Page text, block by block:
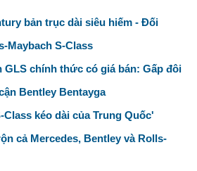
bản trục dài siêu hiếm - Đối
Maybach S-Class
GLS chính thức có giá bán: Gấp đôi
Bentley Bentayga
Class kéo dài của Trung Quốc'
cả Mercedes, Bentley và Rolls-